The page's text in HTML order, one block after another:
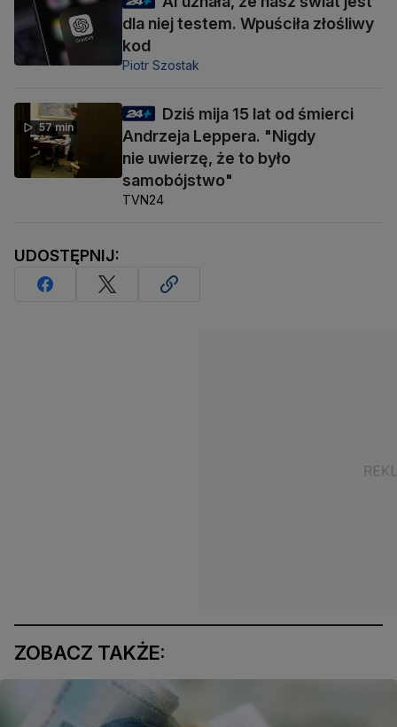
dla niej testem. Wpuściła złośliwy
kod
Piotr Szostak
57 min
Dziś mija 15 lat od śmierci
Andrzeja Leppera. "Nigdy
nie uwierzę, że to było
samobójstwo"
TVN24
UDOSTĘPNIJ:
ZOBACZ TAKŻE: